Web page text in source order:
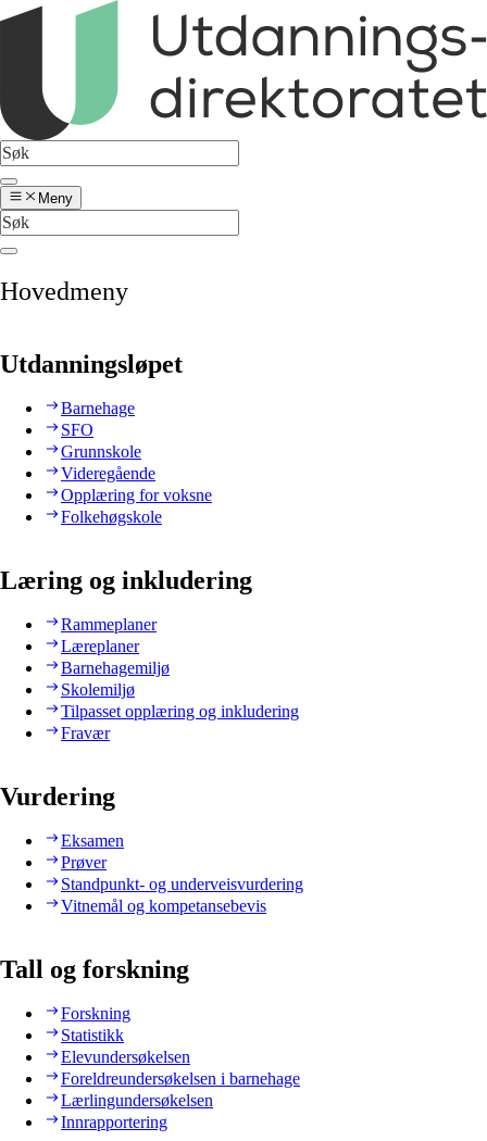
Meny
Hovedmeny
Utdanningsløpet
Barnehage
SFO
Grunnskole
Videregående
Opplæring for voksne
Folkehøgskole
Læring og inkludering
Rammeplaner
Læreplaner
Barnehagemiljø
Skolemiljø
Tilpasset opplæring og inkludering
Fravær
Vurdering
Eksamen
Prøver
Standpunkt- og underveisvurdering
Vitnemål og kompetansebevis
Tall og forskning
Forskning
Statistikk
Elevundersøkelsen
Foreldreundersøkelsen i barnehage
Lærlingundersøkelsen
Innrapportering